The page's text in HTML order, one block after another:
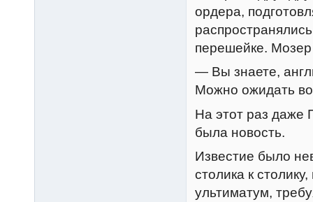
ордера,
перешейке.
— Вы знаете,
Можно ожидать
На этот раз даже
была новость.
Известие было
столика к
ультиматум,